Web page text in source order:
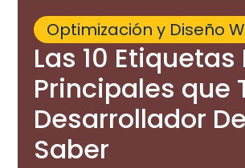
Optimización y Diseño
Las 10 Etiquetas
Principales que
Desarrollador
Saber